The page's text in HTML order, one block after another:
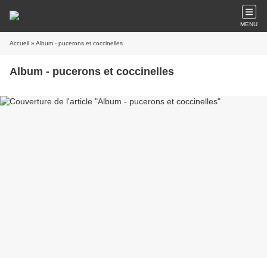
MENU
Accueil » Album - pucerons et coccinelles
Album - pucerons et coccinelles